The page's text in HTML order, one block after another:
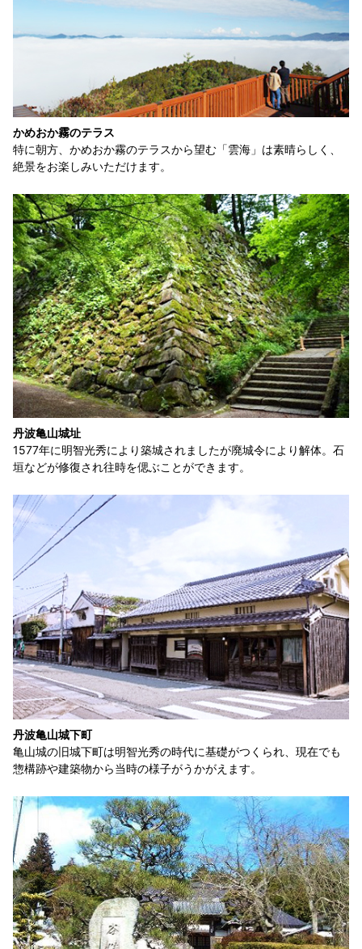
かめおか霧のテラス
特に朝方、かめおか霧のテラスから望む「雲海」は素晴らしく、
絶景をお楽しみいただけます。
丹波亀山城址
1577年に明智光秀により築城されましたが廃城令により解体。石
垣などが修復され往時を偲ぶことができます。
丹波亀山城下町
亀山城の旧城下町は明智光秀の時代に基礎がつくられ、現在でも
惣構跡や建築物から当時の様子がうかがえます。